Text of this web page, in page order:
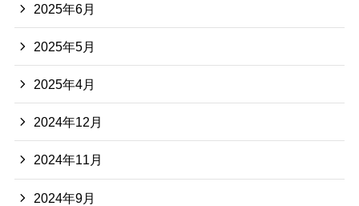
2025年6月
2025年5月
2025年4月
2024年12月
2024年11月
2024年9月